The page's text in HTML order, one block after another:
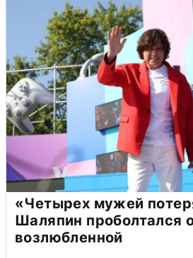
«Четырех мужей
Шаляпин проболтался
возлюбленной